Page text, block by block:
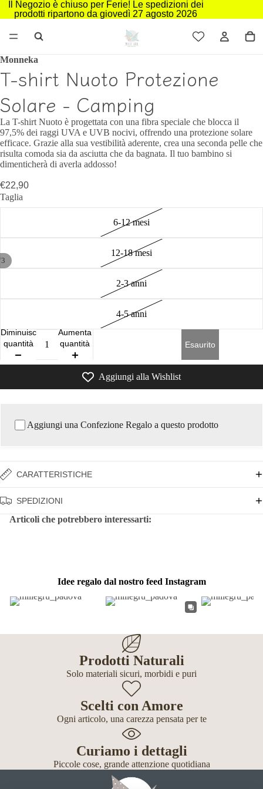
Il Negozio è chiuso per Ferie! Le spedizioni dei
prodotti ripartono da giovedì 27 agosto 2026
3
Monneka
T-shirt Nuoto Protezione
Solare - Camping
La T-shirt Nuoto è progettata con una fibra speciale che blocca il
97,5% dei raggi UVA e UVB nocivi, offrendo una protezione solare
efficace. Grazie alla sua vestibilità aderente, crea una seconda pelle che
risulta comoda sia da asciutta che da bagnata. Il tuo bambino si
dimenticherà di averla addosso!
€22,90
Taglia
6-12 mesi
12-18 mesi
2-3 anni
4-5 anni
Diminuisci
quantità
Aumenta
quantità
Esaurito
Aggiungi alla Wishlist
Aggiungi una Confezione Regalo a questo prodotto
CARATTERISTICHE
SPEDIZIONI
Articoli che potrebbero interessarti:
Idee regalo dal nostro feed Instagram
Prodotti Naturali
Solo materiali sicuri, morbidi e puri
Scelti con Amore
Ogni articolo, una carezza pensata per te
Curiamo i dettagli
Piccole cose, grande attenzione quotidiana